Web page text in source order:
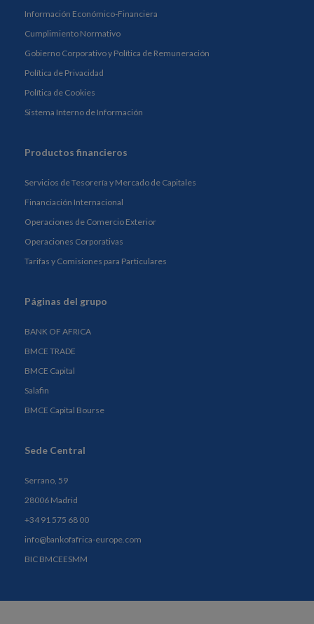
Información Económico-Financiera
Cumplimiento Normativo
Gobierno Corporativo y Política de Remuneración
Política de Privacidad
Política de Cookies
Sistema Interno de Información
Productos financieros
Servicios de Tesorería y Mercado de Capitales
Financiación Internacional
Operaciones de Comercio Exterior
Operaciones Corporativas
Tarifas y Comisiones para Particulares
Páginas del grupo
BANK OF AFRICA
BMCE TRADE
BMCE Capital
Salafin
BMCE Capital Bourse
Sede Central
Serrano, 59
28006 Madrid
+34 91 575 68 00
info@bankofafrica-europe.com
BIC BMCEESMM